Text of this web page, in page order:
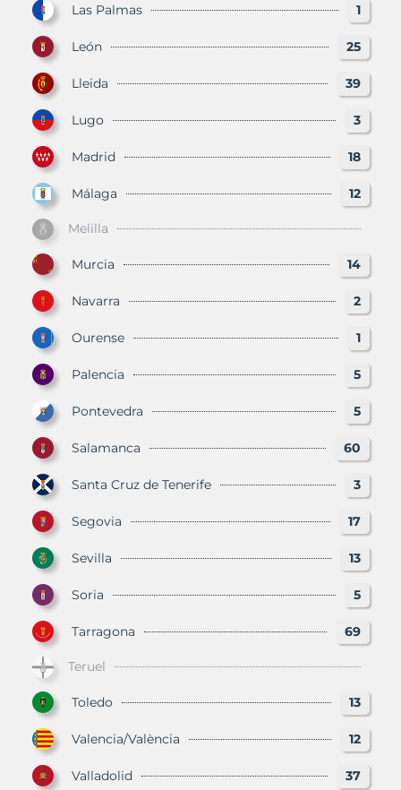
Las Palmas 1
León 25
Lleida 39
Lugo 3
Madrid 18
Málaga 12
Melilla
Murcia 14
Navarra 2
Ourense 1
Palencia 5
Pontevedra 5
Salamanca 60
Santa Cruz de Tenerife 3
Segovia 17
Sevilla 13
Soria 5
Tarragona 69
Teruel
Toledo 13
Valencia/València 12
Valladolid 37